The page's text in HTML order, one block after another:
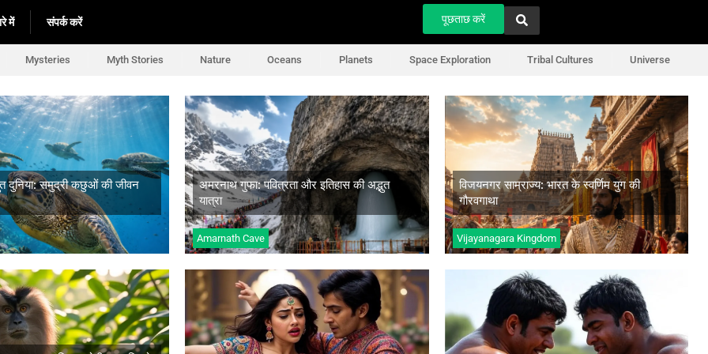
में संपर्क करें पूछताछ करें
Mysteries Myth Stories Nature Oceans Planets Space Exploration Tribal Cultures Universe
दुनिया: समुद्री कछुओं की जीवन
की अद्भुत दुनिया: समुद्री कछुओं की
जानें
अमरनाथ गुफा: पवित्रता और इतिहास की अद्भुत
यात्रा
Amarnath Cave
अमरनाथ गुफा: पवित्रता और इतिहास की
अद्भुत यात्रा
अधिक जानें
विजयनगर साम्राज्य: भारत के स्वर्णिम युग की
गौरवगाथा
Vijayanagara Kingdom
विजयनगर साम्राज्य: भारत के स्वर्णिम युग
की गौरवगाथा
अधिक जानें
पूंछ मकाक: क्या हम इस विलुप्त होती
को बचा सकते हैं?
बॉलीवुड के स्वर्णिम युग की कालजयी कृतियाँ
कुश्ती: भारत की प्राचीन पहलवानी की समृद्ध
परंपरा